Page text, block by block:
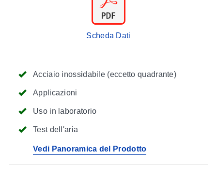
Acciaio inossidabile (eccetto quadrante)
Applicazioni
Uso in laboratorio
Test dell'aria
Vedi Panoramica del Prodotto
Scheda Dati